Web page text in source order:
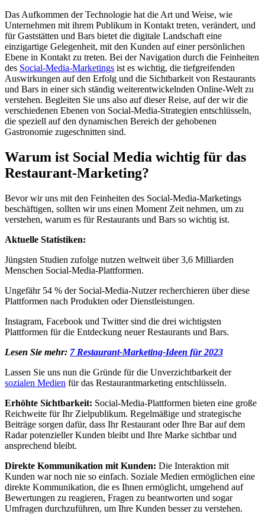
Das Aufkommen der Technologie hat die Art und Weise, wie
Unternehmen mit ihrem Publikum in Kontakt treten, verändert, und
für Gaststätten und Bars bietet die digitale Landschaft eine
einzigartige Gelegenheit, mit den Kunden auf einer persönlichen
Ebene in Kontakt zu treten. Bei der Navigation durch die Feinheiten
des Social-Media-Marketings ist es wichtig, die tiefgreifenden
Auswirkungen auf den Erfolg und die Sichtbarkeit von Restaurants
und Bars in einer sich ständig weiterentwickelnden Online-Welt zu
verstehen. Begleiten Sie uns also auf dieser Reise, auf der wir die
verschiedenen Ebenen von Social-Media-Strategien entschlüsseln,
die speziell auf den dynamischen Bereich der gehobenen
Gastronomie zugeschnitten sind.
Warum ist Social Media wichtig für das
Restaurant-Marketing?
Bevor wir uns mit den Feinheiten des Social-Media-Marketings
beschäftigen, sollten wir uns einen Moment Zeit nehmen, um zu
verstehen, warum es für Restaurants und Bars so wichtig ist.
Aktuelle Statistiken:
Jüngsten Studien zufolge nutzen weltweit über 3,6 Milliarden
Menschen Social-Media-Plattformen.
Ungefähr 54 % der Social-Media-Nutzer recherchieren über diese
Plattformen nach Produkten oder Dienstleistungen.
Instagram, Facebook und Twitter sind die drei wichtigsten
Plattformen für die Entdeckung neuer Restaurants und Bars.
Lesen Sie mehr: 7 Restaurant-Marketing-Ideen für 2023
Lassen Sie uns nun die Gründe für die Unverzichtbarkeit der
sozialen Medien für das Restaurantmarketing entschlüsseln.
Erhöhte Sichtbarkeit: Social-Media-Plattformen bieten eine große
Reichweite für Ihr Zielpublikum. Regelmäßige und strategische
Beiträge sorgen dafür, dass Ihr Restaurant oder Ihre Bar auf dem
Radar potenzieller Kunden bleibt und Ihre Marke sichtbar und
ansprechend bleibt.
Direkte Kommunikation mit Kunden: Die Interaktion mit
Kunden war noch nie so einfach. Soziale Medien ermöglichen eine
direkte Kommunikation, die es Ihnen ermöglicht, umgehend auf
Bewertungen zu reagieren, Fragen zu beantworten und sogar
Umfragen durchzuführen, um Ihre Kunden besser zu verstehen.